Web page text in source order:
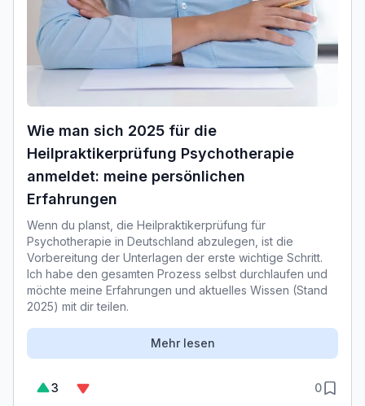
Wie man sich 2025 für die
Heilpraktikerprüfung Psychotherapie
anmeldet: meine persönlichen
Erfahrungen
Wenn du planst, die Heilpraktikerprüfung für
Psychotherapie in Deutschland abzulegen, ist die
Vorbereitung der Unterlagen der erste wichtige Schritt.
Ich habe den gesamten Prozess selbst durchlaufen und
möchte meine Erfahrungen und aktuelles Wissen (Stand
2025) mit dir teilen.
Mehr lesen
3 0